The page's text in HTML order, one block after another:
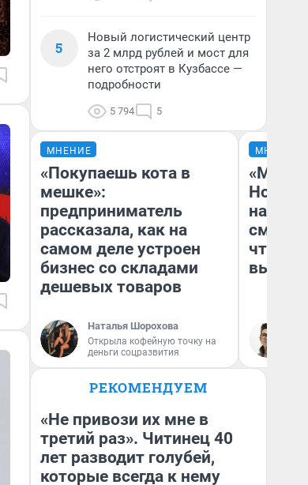
5
Новый логистический центр
за 2 млрд рублей и мост для
него отстроят в Кузбассе —
подробности
5 794 5
МНЕНИЕ
«Покупаешь кота в
мешке»:
предприниматель
рассказала, как на
самом деле устроен
бизнес со складами
дешевых товаров
Наталья Шорохова
Открыла кофейную точку на
деньги соцразвития
МНЕНИЕ
«Мы
чтобы
РЕКОМЕНДУЕМ
«Не привози их мне в
третий раз». Читинец 40
лет разводит голубей,
которые всегда к нему